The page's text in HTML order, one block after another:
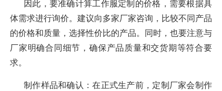
因此，要准确计算工作服定制的价格，需要根据具
体需求进行询价。建议向多家厂家咨询，比较不同产品
的价格和质量，选择性价比的产品。同时，也要注意与
厂家明确合同细节，确保产品质量和交货期等符合要
求。
制作样品和确认：在正式生产前，定制厂家会制作